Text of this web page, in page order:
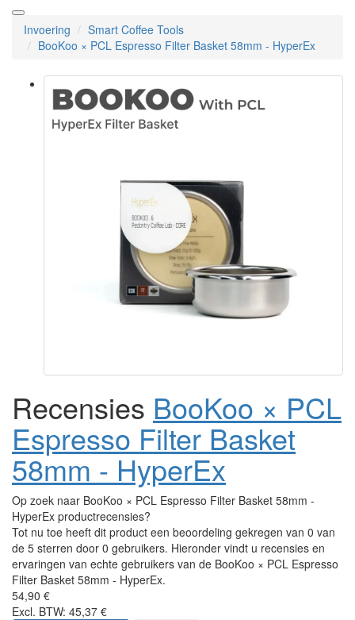
Invoering
Smart Coffee Tools
BooKoo × PCL Espresso Filter Basket 58mm - HyperEx
Recensies BooKoo × PCL
Espresso Filter Basket
58mm - HyperEx
Op zoek naar BooKoo × PCL Espresso Filter Basket 58mm -
HyperEx productrecensies?
Tot nu toe heeft dit product een beoordeling gekregen van 0 van
de 5 sterren door 0 gebruikers. Hieronder vindt u recensies en
ervaringen van echte gebruikers van de BooKoo × PCL Espresso
Filter Basket 58mm - HyperEx.
54,90 €
Excl. BTW: 45,37 €